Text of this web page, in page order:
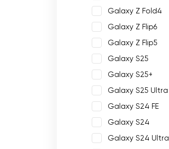
Galaxy Z Fold4
Galaxy Z Flip6
Galaxy Z Flip5
Galaxy S25
Galaxy S25+
Galaxy S25 Ultra
Galaxy S24 FE
Galaxy S24
Galaxy S24 Ultra